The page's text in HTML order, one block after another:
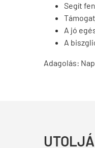
Segít
A jó
A
Adagolás: